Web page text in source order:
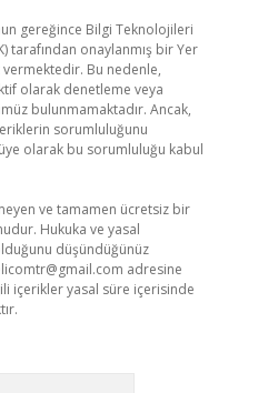
gereğince Bilgi Teknolojileri
tarafından onaylanmış bir Yer
vermektedir. Bu nedenle,
olarak denetleme veya
bulunmamaktadır. Ancak,
sorumluluğunu
olarak bu sorumluluğu kabul
ve tamamen ücretsiz bir
Hukuka ve yasal
düşündüğünüz
adresine
içerikler yasal süre içerisinde